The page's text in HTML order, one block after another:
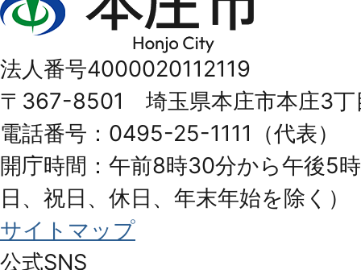
庄
Honjo
City
法人番号4000020112119
〒367-8501 埼玉県本庄市本庄3丁
電話番号：0495-25-1111（代表）
開庁時間：午前8時30分から午後5
日、祝日、休日、年末年始を除く）
サイトマップ
公式SNS